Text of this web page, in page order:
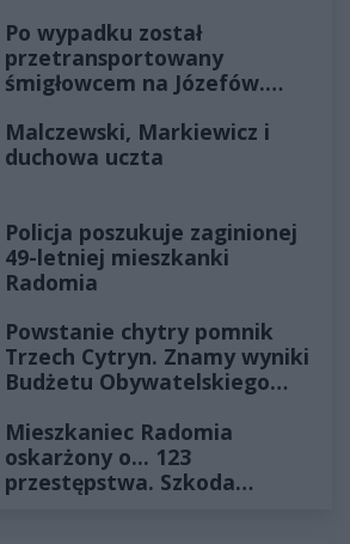
Po wypadku został
przetransportowany
śmigłowcem na Józefów.
Malczewski, Markiewicz i
duchowa uczta
Policja poszukuje zaginionej
49-letniej mieszkanki
Radomia
Powstanie chytry pomnik
Trzech Cytryn. Znamy wyniki
Budżetu Obywatelskiego
Mieszkaniec Radomia
oskarżony o... 123
przestępstwa. Szkoda